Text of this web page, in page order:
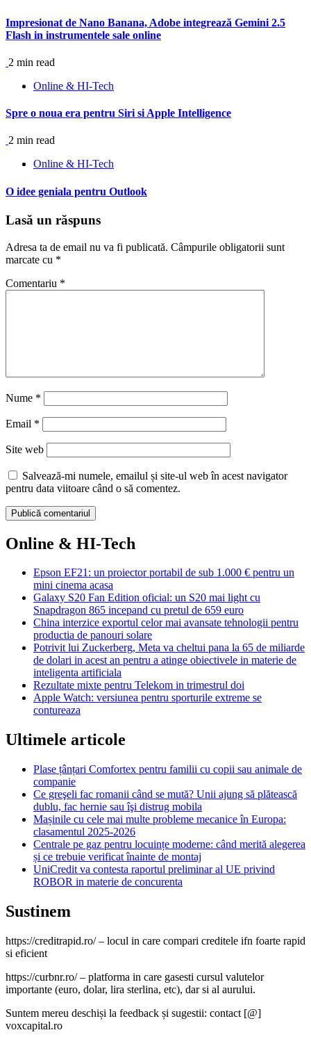
Impresionat de Nano Banana, Adobe integrează Gemini 2.5
Flash in instrumentele sale online
2 min read
Online & HI-Tech
Spre o noua era pentru Siri si Apple Intelligence
2 min read
Online & HI-Tech
O idee geniala pentru Outlook
Lasă un răspuns
Adresa ta de email nu va fi publicată. Câmpurile obligatorii sunt
marcate cu *
Comentariu *
Nume *
Email *
Site web
Salvează-mi numele, emailul și site-ul web în acest navigator
pentru data viitoare când o să comentez.
Online & HI-Tech
Epson EF21: un proiector portabil de sub 1.000 € pentru un
mini cinema acasa
Galaxy S20 Fan Edition oficial: un S20 mai light cu
Snapdragon 865 incepand cu pretul de 659 euro
China interzice exportul celor mai avansate tehnologii pentru
productia de panouri solare
Potrivit lui Zuckerberg, Meta va cheltui pana la 65 de miliarde
de dolari in acest an pentru a atinge obiectivele in materie de
inteligenta artificiala
Rezultate mixte pentru Telekom in trimestrul doi
Apple Watch: versiunea pentru sporturile extreme se
contureaza
Ultimele articole
Plase țânțari Comfortex pentru familii cu copii sau animale de
companie
Ce greşeli fac romanii când se mută? Unii ajung să plătească
dublu, fac hernie sau îşi distrug mobila
Mașinile cu cele mai multe probleme mecanice în Europa:
clasamentul 2025-2026
Centrale pe gaz pentru locuințe moderne: când merită alegerea
și ce trebuie verificat înainte de montaj
UniCredit va contesta raportul preliminar al UE privind
ROBOR in materie de concurenta
Sustinem
https://creditrapid.ro/ – locul in care compari creditele ifn foarte rapid
si eficient
https://curbnr.ro/ – platforma in care gasesti cursul valutelor
importante (euro, dolar, lira sterlina, etc), dar si al aurului.
Suntem mereu deschiși la feedback și sugestii: contact [@]
voxcapital.ro